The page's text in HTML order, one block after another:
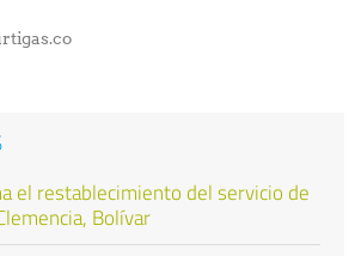
el restablecimiento del servicio de
Bolívar